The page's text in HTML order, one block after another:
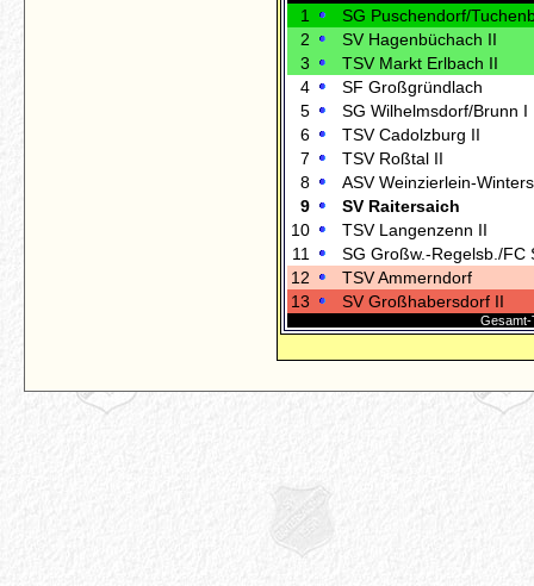
1
SG Puschendorf/
2
SV Hagenbüchach II
3
TSV Markt Erlbach II
4
SF Großgründlach
5
SG Wilhelmsdorf/Brunn I
6
TSV Cadolzburg II
7
TSV Roßtal II
8
ASV Weinzierlein-
9
SV Raitersaich
10
TSV Langenzenn II
11
SG Großw.-Regelsb./FC
12
TSV Ammerndorf
13
SV Großhabersdorf II